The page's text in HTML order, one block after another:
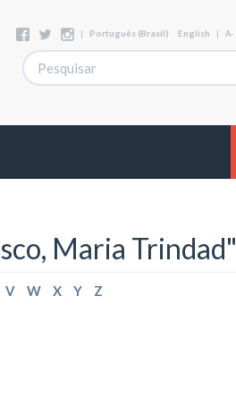
| Português (Brasil) English | A-
Maria Trindad"
V W X Y Z